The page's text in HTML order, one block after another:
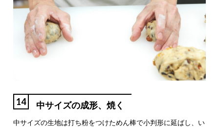
14 中サイズの成形、焼く
中サイズの生地は打ち粉をつけためん棒で小判形に延ばし、い